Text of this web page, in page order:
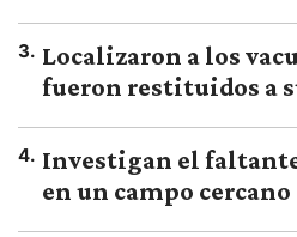
3. Localizaron a los
fueron restituidos a
4. Investigan el
en un campo